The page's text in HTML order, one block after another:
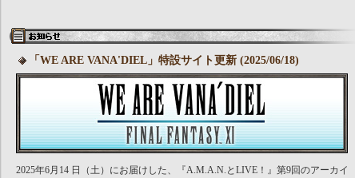
「WE ARE VANA'DIEL」特設サイト更新 (2025/06/18)
2025年6月14 日（土）にお届けした、『A.M.A.N.とLIVE！』第9回のアーカイ